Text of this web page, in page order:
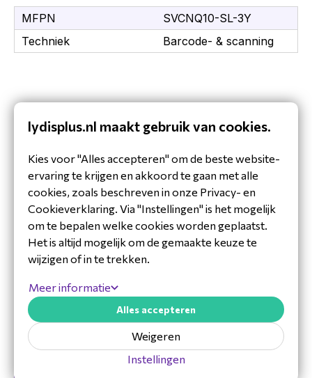
MFPN
SVCNQ10-SL-3Y
Techniek
Barcode- & scanning
Hulp nodig?
Vandaag zijn we bereikbaar van 8:30 tot 17:00
Antwoord binnen 48 uur
lydisplus.nl maakt gebruik van cookies.
Kies voor "Alles accepteren" om de beste website-
ervaring te krijgen en akkoord te gaan met alle
cookies, zoals beschreven in onze Privacy- en
Cookieverklaring. Via "Instellingen" is het mogelijk
om te bepalen welke cookies worden geplaatst.
Het is altijd mogelijk om de gemaakte keuze te
wijzigen of in te trekken.
Meer informatie
Instellingen
Weigeren
Alles accepteren